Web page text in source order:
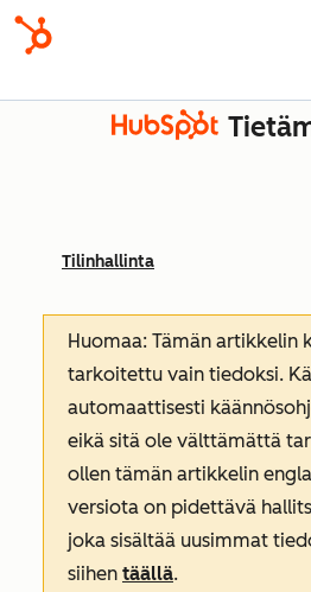
Tilinhallinta
Huomaa: Tämän artikkelin
tarkoitettu vain tiedoksi.
automaattisesti
eikä sitä ole välttämättä
ollen tämän artikkelin
versiota on pidettävä
joka sisältää uusimmat
siihen täällä.